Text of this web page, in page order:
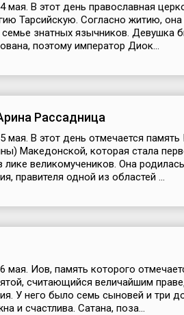
мая. В этот день православная
Тарсийскую. Согласно житию,
знатных язычников. Девушка
поэтому император Диок...
Рассадница
мая. В этот день отмечается
Македонской, которая стала
великомучеников. Она
правителя одной из областей ...
мая. Иов, память которого
считающийся величайшим
У него было семь сыновей и три
и счастлива. Сатана, поза...